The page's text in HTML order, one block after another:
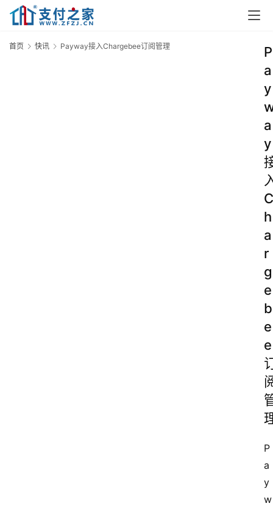
首页 快讯 Payway接入Chargebee订阅管理
P
a
y
a
y
C
h
a
r
g
e
b
e
e
P
a
y
w